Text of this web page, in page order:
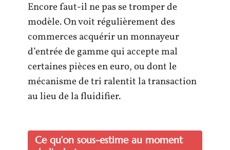
Encore faut-il ne pas se tromper de
modèle. On voit régulièrement des
commerces acquérir un monnayeur
d’entrée de gamme qui accepte mal
certaines pièces en euro, ou dont le
mécanisme de tri ralentit la transaction
au lieu de la fluidifier.
Ce qu’on sous-estime au moment